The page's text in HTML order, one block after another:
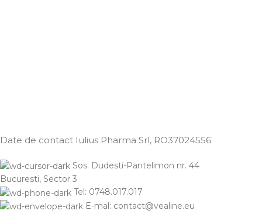
Date de contact Iulius Pharma Srl, RO37024556
Sos. Dudesti-Pantelimon nr. 44
Bucuresti, Sector 3
Tel: 0748.017.017
E-mal: contact@vealine.eu